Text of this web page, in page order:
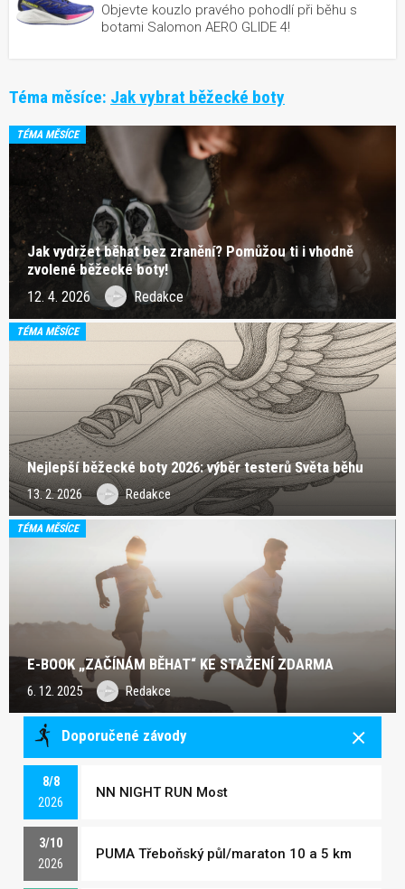
Objevte kouzlo pravého pohodlí při běhu s
botami Salomon AERO GLIDE 4!
Téma měsíce: Jak vybrat běžecké boty
TÉMA MĚSÍCE
Jak vydržet běhat bez zranění? Pomůžou ti i vhodně
zvolené běžecké boty!
12. 4. 2026 Redakce
TÉMA MĚSÍCE
Nejlepší běžecké boty 2026: výběr testerů Světa běhu
13. 2. 2026 Redakce
TÉMA MĚSÍCE
E-BOOK „ZAČÍNÁM BĚHAT“ KE STAŽENÍ ZDARMA
6. 12. 2025 Redakce
Doporučené závody
8/8
2026
NN NIGHT RUN Most
3/10
2026
PUMA Třeboňský půl/maraton 10 a 5 km